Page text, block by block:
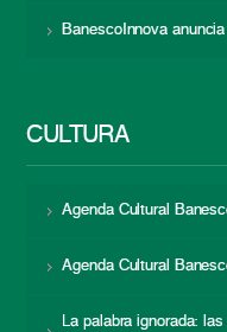
BanescoInnova
CULTURA
Agenda Cultural
Agenda Cultural
La palabra ignorada: